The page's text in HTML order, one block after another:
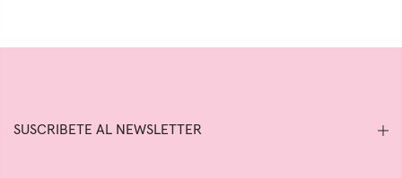
SUSCRIBETE AL NEWSLETTER